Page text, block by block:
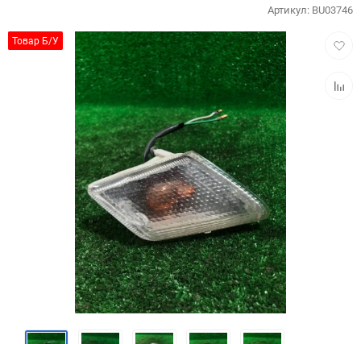
Товар Б/У
Артикул: BU03746